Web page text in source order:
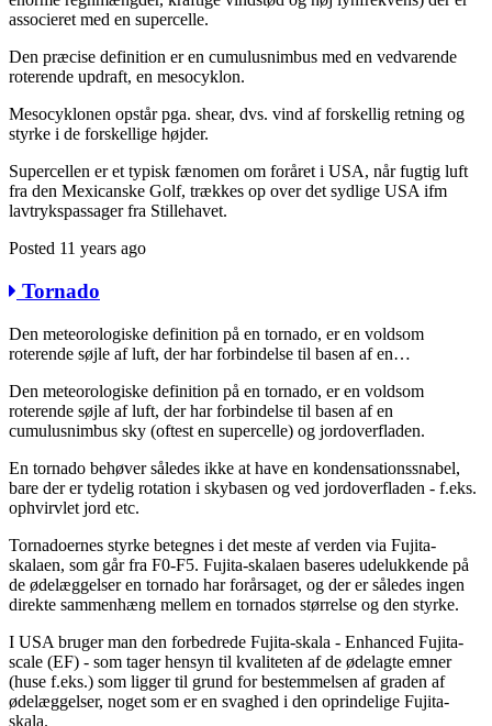
associeret med en supercelle.
Den præcise definition er en cumulusnimbus med en vedvarende
roterende updraft, en mesocyklon.
Mesocyklonen opstår pga. shear, dvs. vind af forskellig retning og
styrke i de forskellige højder.
Supercellen er et typisk fænomen om foråret i USA, når fugtig luft
fra den Mexicanske Golf, trækkes op over det sydlige USA ifm
lavtrykspassager fra Stillehavet.
Posted 11 years ago
Tornado
Den meteorologiske definition på en tornado, er en voldsom
roterende søjle af luft, der har forbindelse til basen af en…
Den meteorologiske definition på en tornado, er en voldsom
roterende søjle af luft, der har forbindelse til basen af en
cumulusnimbus sky (oftest en supercelle) og jordoverfladen.
En tornado behøver således ikke at have en kondensationssnabel,
bare der er tydelig rotation i skybasen og ved jordoverfladen - f.eks.
ophvirvlet jord etc.
Tornadoernes styrke betegnes i det meste af verden via Fujita-
skalaen, som går fra F0-F5. Fujita-skalaen baseres udelukkende på
de ødelæggelser en tornado har forårsaget, og der er således ingen
direkte sammenhæng mellem en tornados størrelse og den styrke.
I USA bruger man den forbedrede Fujita-skala - Enhanced Fujita-
scale (EF) - som tager hensyn til kvaliteten af de ødelagte emner
(huse f.eks.) som ligger til grund for bestemmelsen af graden af
ødelæggelser, noget som er en svaghed i den oprindelige Fujita-
skala.